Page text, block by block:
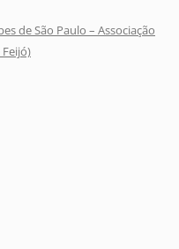
de São Paulo – Associação